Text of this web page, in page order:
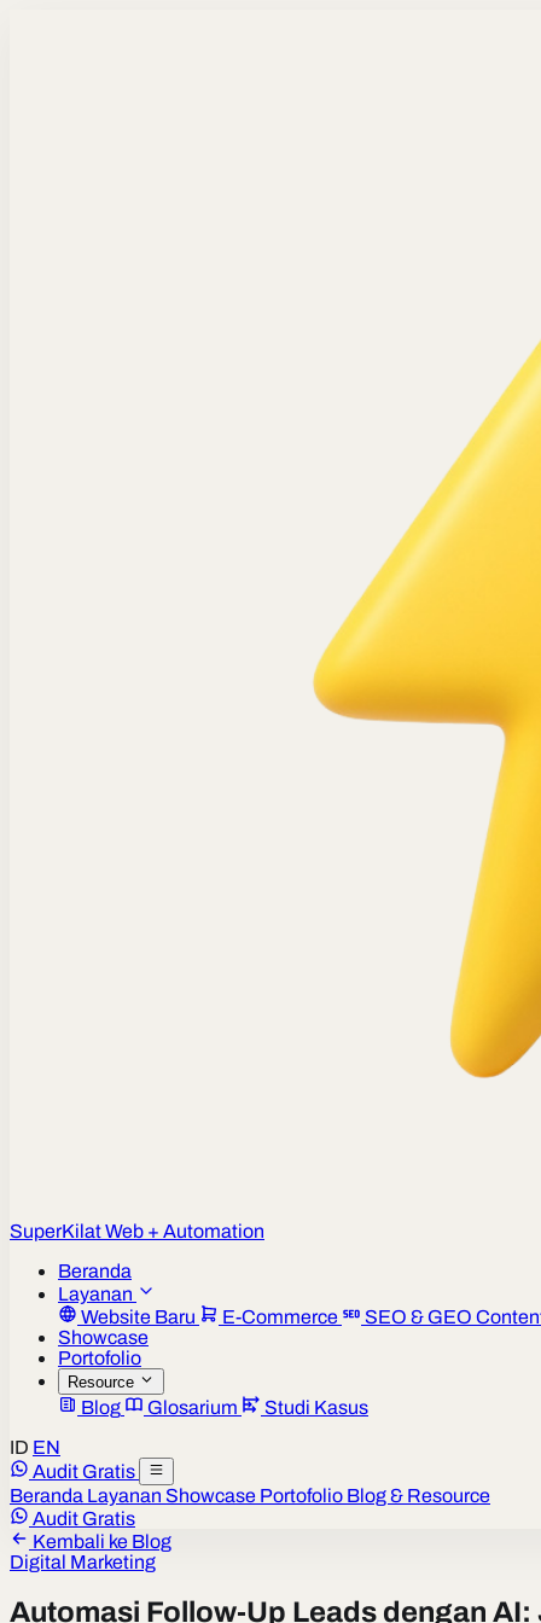
SuperKilatWeb + Automation
Beranda
Layanan
Website Baru
E-Commerce
SEO & GEO
Showcase
Portofolio
Resource
Blog Glosarium
Studi Kasus
ID EN
Audit Gratis
Beranda Layanan Showcase Portofolio Blog & Resource
Audit Gratis
Kembali ke Blog
Digital Marketing
Automasi Follow-Up Leads dengan